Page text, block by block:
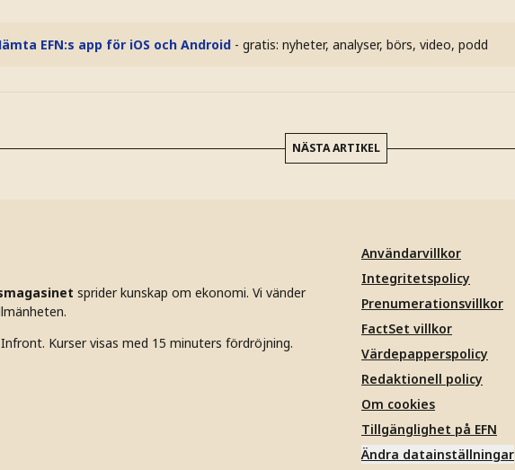
EFN:s app för iOS och Android - gratis: nyheter, analyser, börs, video, podd
NÄSTA ARTIKEL
sprider kunskap om ekonomi. Vi vänder
Kurser visas med 15 minuters fördröjning.
Användarvillkor
Integritetspolicy
Prenumerationsvillkor
FactSet villkor
Värdepapperspolicy
Redaktionell policy
Om cookies
Tillgänglighet på EFN
Ändra datainställningar